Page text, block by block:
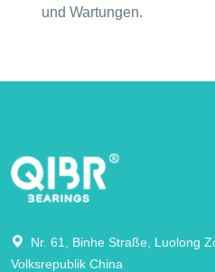
und Wartungen.
Nr. 61, Binhe Straße, Luolong
Volksrepublik China